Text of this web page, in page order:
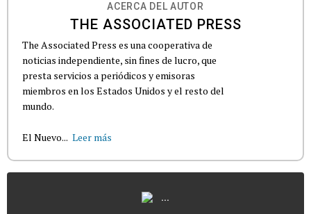
ACERCA DEL AUTOR
THE ASSOCIATED PRESS
The Associated Press es una cooperativa de
noticias independiente, sin fines de lucro, que
presta servicios a periódicos y emisoras
miembros en los Estados Unidos y el resto del
mundo.
El Nuevo... Leer más
...